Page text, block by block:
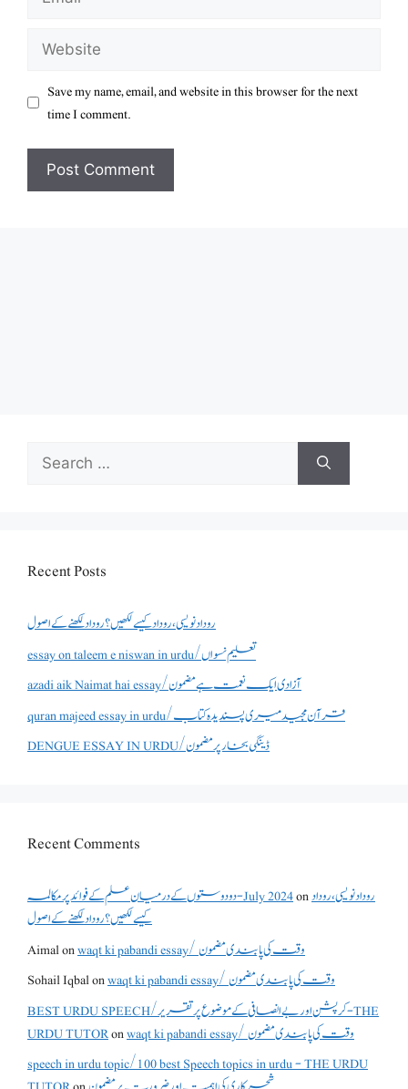
Website
Save my name, email, and website in this browser for the next
time I comment.
Search
for:
Recent Posts
روداد نویسی ،روداد کیسے لکھیں؟ روداد لکھنے کے اصول
essay on taleem e niswan in urdu/تعلیم نسواں
azadi aik Naimat hai essay/آزادی ایک نعمت ہے مضمون
quran majeed essay in urdu/قرآن مجید میری پسندیدہ کتاب
DENGUE ESSAY IN URDU/ڈینگی بخار پر مضمون
Recent Comments
دو دوستوں کے درمیان علم کے فوائد پر مکالمہ - July 2024onروداد نویسی ،روداد
کیسے لکھیں؟ روداد لکھنے کے اصول
Aimalon
waqt ki pabandi essay/ وقت کی پابندی مضمون
Sohail Iqbalon
waqt ki pabandi essay/ وقت کی پابندی مضمون
BEST URDU SPEECH/کرپشن اور بے انصافی کے موضوع پر تقریر - THE
URDU TUTORon
waqt ki pabandi essay/ وقت کی پابندی مضمون
speech in urdu topic/100 best Speech topics in urdu - THE URDU